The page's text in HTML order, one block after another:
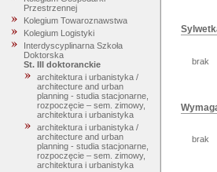
Przestrzennej
Kolegium Towaroznawstwa
Kolegium Logistyki
Interdyscyplinarna Szkoła
Doktorska
St. III doktoranckie
architektura i urbanistyka /
architecture and urban
planning - studia stacjonarne,
rozpoczęcie – sem. zimowy,
architektura i urbanistyka
architektura i urbanistyka /
architecture and urban
planning - studia stacjonarne,
rozpoczęcie – sem. zimowy,
architektura i urbanistyka
brak
brak